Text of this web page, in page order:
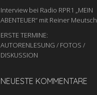
Interview bei Radio RPR1 „MEIN
ABENTEUER“ mit Reiner Meutsch
ERSTE TERMINE:
AUTORENLESUNG / FOTOS /
DISKUSSION
NEUESTE KOMMENTARE